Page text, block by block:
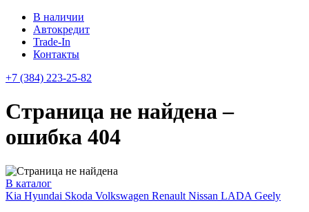
В наличии
Автокредит
Trade-In
Контакты
+7 (384) 223-25-82
Страница не найдена –
ошибка 404
В каталог
Kia Hyundai Skoda Volkswagen Renault Nissan LADA Geely